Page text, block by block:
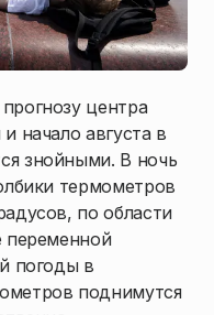
центра
начало августа в
знойными. В ночь
термометров
по области
переменной
погоды в
поднимутся